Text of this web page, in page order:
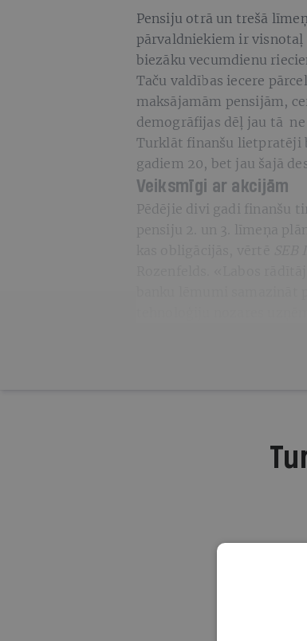
Pensiju otrā un trešā
pārvaldniekiem ir
biezāku vecumdienu
Taču valdības iecere
maksājamām pensijām,
demogrāfijas dēļ jau tā
Turklāt finanšu lietpratēji
gadiem 20, bet jau šajā
Veiksmīgi ar akcijām
Pēdējie divi gadi finanšu
pensiju 2. un 3. līmeņa